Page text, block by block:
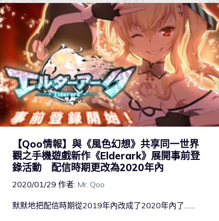
【Qoo情報】與《風色幻想》共享同一世界
觀之手機遊戲新作《Elderark》展開事前登
錄活動 配信時期更改為2020年內
2020/01/29 作者: Mr. Qoo
默默地把配信時期從2019年內改成了2020年內了……